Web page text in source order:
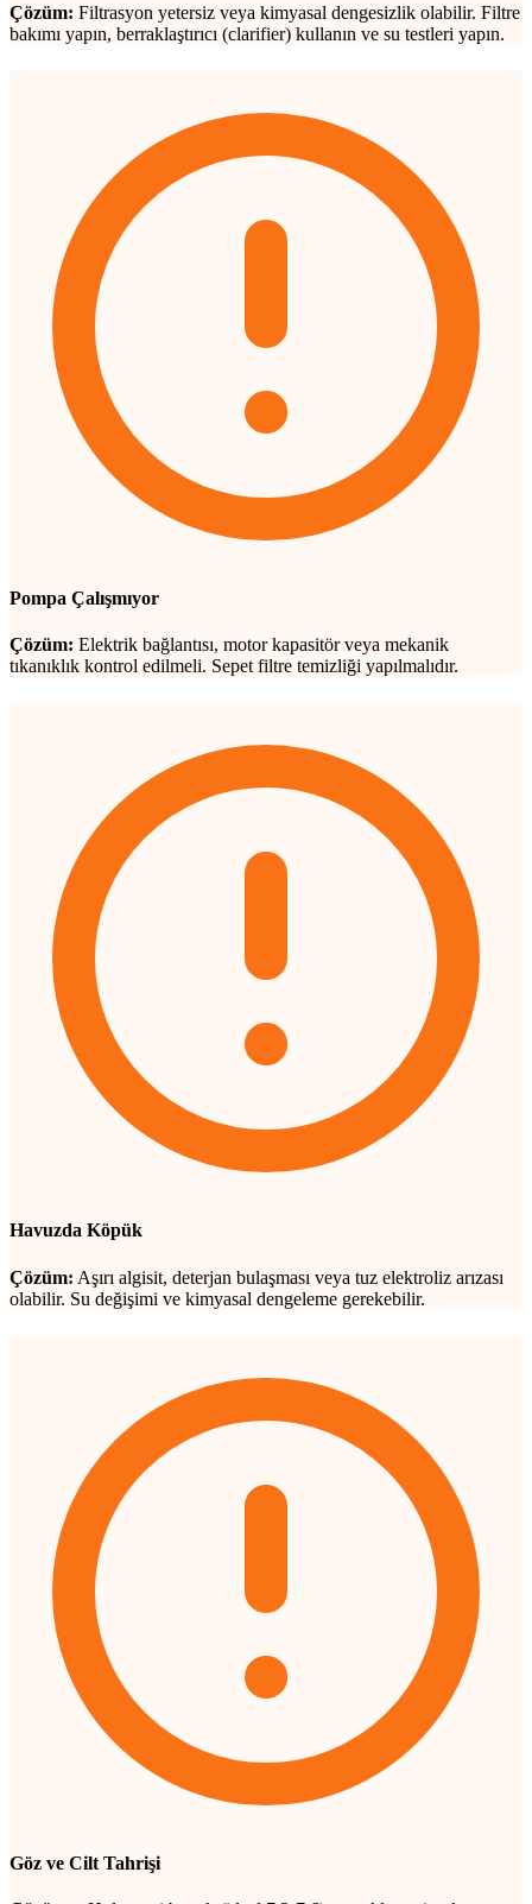
Çözüm: Filtrasyon yetersiz veya kimyasal dengesizlik olabilir. Filtre
bakımı yapın, berraklaştırıcı (clarifier) kullanın ve su testleri yapın.
Pompa Çalışmıyor
Çözüm: Elektrik bağlantısı, motor kapasitör veya mekanik
tıkanıklık kontrol edilmeli. Sepet filtre temizliği yapılmalıdır.
Havuzda Köpük
Çözüm: Aşırı algisit, deterjan bulaşması veya tuz elektroliz arızası
olabilir. Su değişimi ve kimyasal dengeleme gerekebilir.
Göz ve Cilt Tahrişi